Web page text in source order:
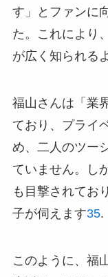
す」とファンに
た。これにより
が広く知られる
福山さんは「業
ており、プライ
め、二人のツー
ていません。し
も目撃されてお
子が伺えます35.
このように、福